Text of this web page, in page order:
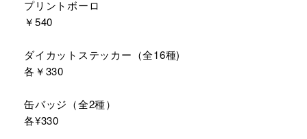
プリントボーロ
￥540
ダイカットステッカー（全16種)
各￥330
缶バッジ（全2種）
各¥330